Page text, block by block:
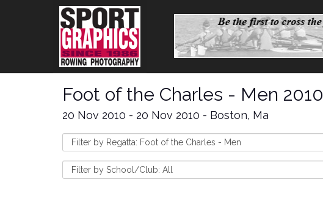
Foot of the Charles - Men 2010
20 Nov 2010 - 20 Nov 2010 - Boston, Ma